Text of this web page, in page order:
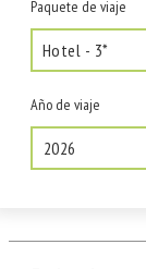
Paquete de viaje
Año de viaje
2026